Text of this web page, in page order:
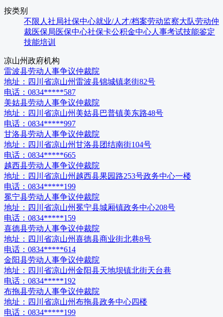
按类别
不限 人社局社保中心就业/人才/档案劳动监察大队劳动仲
裁医保局医保中心社保卡公积金中心人事考试技能鉴定
技能培训
凉山州政府机构
雷波县劳动人事争议仲裁院
地址： 四川省凉山州雷波县锦城镇老街82号
电话： 0834*****587
美姑县劳动人事争议仲裁院
地址： 四川省凉山州美姑县巴普镇美东路48号
电话： 0834*****997
甘洛县劳动人事争议仲裁院
地址： 四川省凉山州甘洛县团结南街104号
电话： 0834*****665
越西县劳动人事争议仲裁院
地址： 四川省凉山州越西县果园路253号政务中心一楼
电话： 0834*****199
冕宁县劳动人事争议仲裁院
地址： 四川省凉山州冕宁县城厢镇政务中心208号
电话： 0834*****159
喜德县劳动人事争议仲裁院
地址： 四川省凉山州喜德县商业街北巷8号
电话： 0834*****614
金阳县劳动人事争议仲裁院
地址： 四川省凉山州金阳县天地坝镇北街天台巷
电话： 0834*****192
布拖县劳动人事争议仲裁院
地址： 四川省凉山州布拖县政务中心四楼
电话： 0834*****199